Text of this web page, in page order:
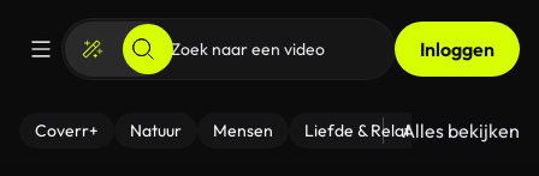
Inloggen
Coverr+ Natuur Mensen Liefde & Relaties - Fitness
Alles bekijken